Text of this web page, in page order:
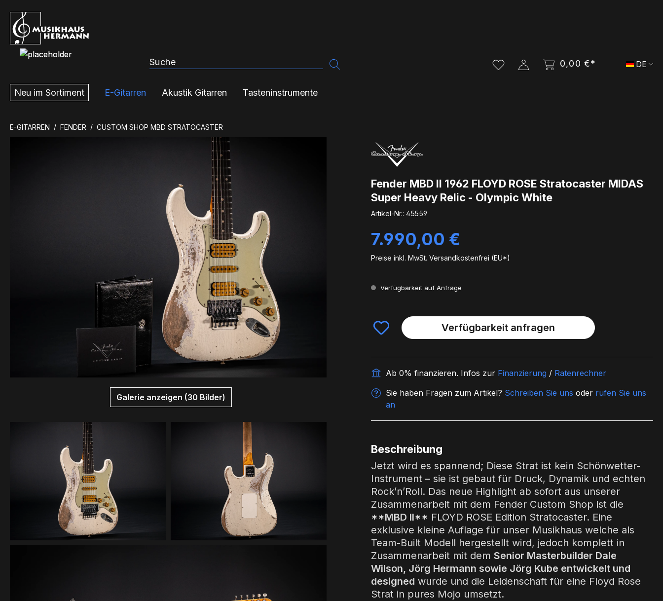
Hauptinhalt springen
Zur Suche springen
Zur Hauptnavigation springen
0,00 €* DE
Neu im Sortiment E-Gitarren Akustik Gitarren Tasteninstrumente
E-GITARREN FENDER CUSTOM SHOP MBD STRATOCASTER
Galerie anzeigen (30 Bilder)
Fender MBD II 1962 FLOYD ROSE Stratocaster MIDAS
Super Heavy Relic - Olympic White
Artikel-Nr.: 45559
Regulärer Preis:
7.990,00 €
Preise inkl. MwSt. Versandkostenfrei (EU*)
Verfügbarkeit auf Anfrage
Verfügbarkeit anfragen
Ab 0% finanzieren. Infos zur Finanzierung / Ratenrechner
Sie haben Fragen zum Artikel? Schreiben Sie uns oder rufen Sie uns
an
Beschreibung
Jetzt wird es spannend; Diese Strat ist kein Schönwetter-
Instrument – sie ist gebaut für Druck, Dynamik und echten
Rock’n’Roll. Das neue Highlight ab sofort aus unserer
Zusammenarbeit mit dem Fender Custom Shop ist die
**MBD II** FLOYD ROSE Edition Stratocaster. Eine
exklusive kleine Auflage für unser Musikhaus welche als
Team-Built Modell hergestellt wird, jedoch komplett in
Zusammenarbeit mit dem Senior Masterbuilder Dale
Wilson, Jörg Hermann sowie Jörg Kube entwickelt und
designed wurde und die Leidenschaft für eine Floyd Rose
Strat in pures Mojo umsetzt.